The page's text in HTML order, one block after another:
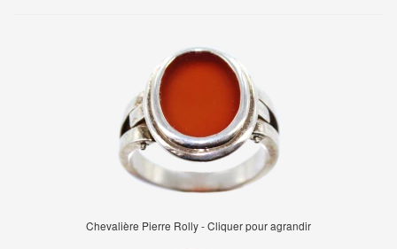
Chevalière Pierre Rolly - Cliquer pour agrandir